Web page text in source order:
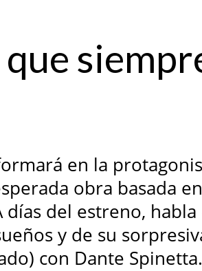
en la
obra basada
días del estreno,
y de su
con Dante Spinetta.